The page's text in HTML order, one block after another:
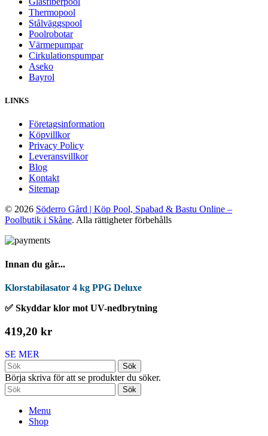
Thermopool
Stålväggspool
Poolrobotar
Värmepumpar
Cirkulationspumpar
Aseko
Bayrol
LINKS
Företagsinformation
Köpvillkor
Privacy Policy
Leveransvillkor
Blog
Kontakt
Sitemap
© 2026 Söderro Gård | Köp Pool, Spabad & Bastu Online –
Poolbutik i Skåne. Alla rättigheter förbehålls
Innan du går...
Klorstabilasator 4 kg PPG Deluxe
✅ Skyddar klor mot UV-nedbrytning
419,20 kr
SE MER
Sök
Börja skriva för att se produkter du söker.
Sök
Menu
Shop